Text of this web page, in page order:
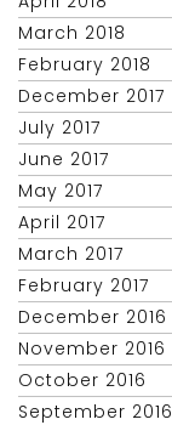
March 2018
February 2018
December 2017
July 2017
June 2017
May 2017
April 2017
March 2017
February 2017
December 2016
November 2016
October 2016
September 2016